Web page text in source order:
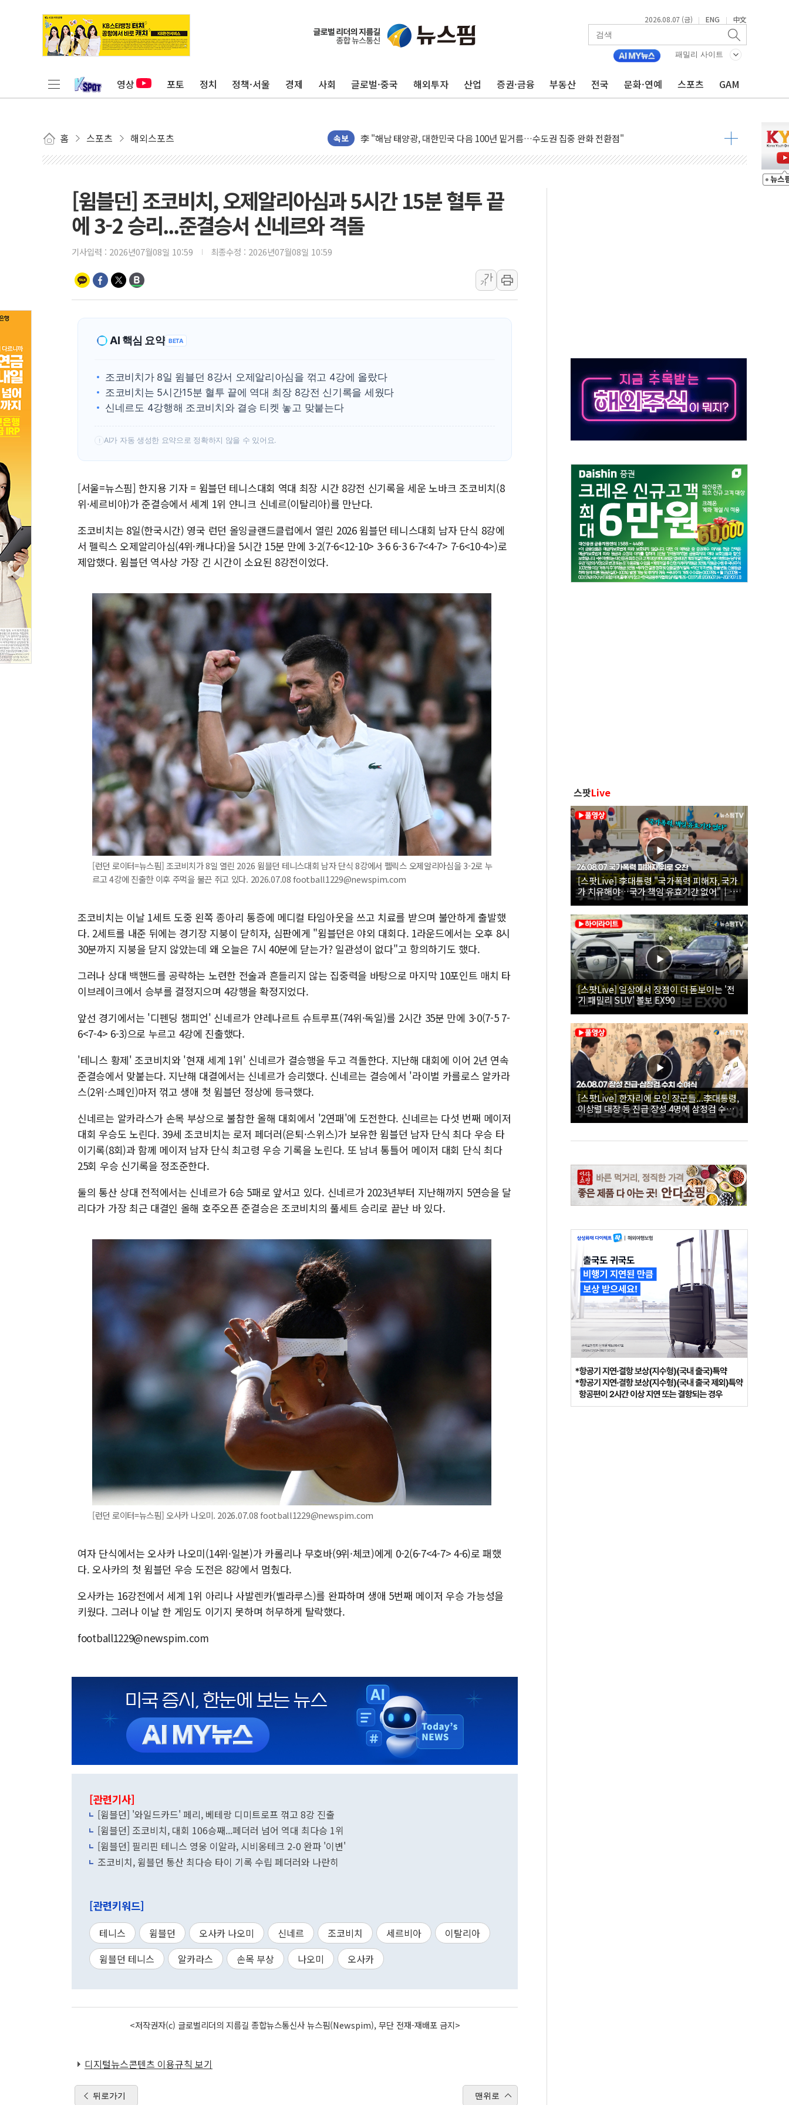
2026.08.07 (금) | ENG | 中文
패밀리 사이트
영상 포토 정치 정책·서울 경제 사회 글로벌·중국 해외투자 산업 증권·금융 부동산 전국 문화·연예 스포츠 GAM
홈 스포츠 해외스포츠 속보
트럼프 "금리 내려야"…파월 때와 달리 워시엔 톤 낮춰
李 "해남 태양광, 대한민국 다음 100년 밑거름…수도권 집중 완화 전환점"
李 대통령, '6시간 마라톤 부동산 2차 회의' 주재… "전폭적 공급 확대·속도전 총력"
[사진] 빈살만과 에르도안의 만남
이란와이어 "이란 최고지도자 위독…곧 사망해도 놀랍지 않아"
남동발전, 해남군에 국내 최대 규모 400MW 태양광 착공…여의도 1.6배 규모
폭염 누그러지고 가뭄 숙지나...경북동해안권 8~9일 최대 100mm 호우
사우디·튀르키예·파키스탄, '공동방위협정' 체결… 수니파 국가들의 새 안보 협력 구도
[코인시황] 비트코인 6만4000달러대 횡보…고래·ETF 매수에도 고유가·금리·입법 지연 '삼중 부담'
[베트남 증시] 유동성 부진 지속, 강보합 마감...석유·가스주 올랐지만 빈그룹이 상쇄
'찜통더위'에 전력수요 역대 최고치 경신…한낮 총수요 104.3GW 기록
후티 반군, 예멘 정부군과 사우디 동시 공격… 위기 고조되는 또 다른 중동 화약고
42.5도 역대급 폭염…동물들도 특별식으로 여름나기 [뉴스핌 줌인]
[윔블던] 조코비치, 오제알리아심과 5시간 15분 혈투 끝
에 3-2 승리...준결승서 신네르와 격돌
기사입력 : 2026년07월08일 10:59 최종수정 : 2026년07월08일 10:59
가
가
AI 핵심 요약 BETA
조코비치가 8일 윔블던 8강서 오제알리아심을 꺾고 4강에 올랐다
조코비치는 5시간15분 혈투 끝에 역대 최장 8강전 신기록을 세웠다
신네르도 4강행해 조코비치와 결승 티켓 놓고 맞붙는다
! AI가 자동 생성한 요약으로 정확하지 않을 수 있어요.
[서울=뉴스핌] 한지용 기자 = 윔블던 테니스대회 역대 최장 시간 8강전 신기록을 세운 노바크 조코비치(8
위·세르비아)가 준결승에서 세계 1위 얀니크 신네르(이탈리아)를 만난다.
조코비치는 8일(한국시간) 영국 런던 올잉글랜드클럽에서 열린 2026 윔블던 테니스대회 남자 단식 8강에
서 펠릭스 오제알리아심(4위·캐나다)을 5시간 15분 만에 3-2(7-6<12-10> 3-6 6-3 6-7<4-7> 7-6<10-4>)로
제압했다. 윔블던 역사상 가장 긴 시간이 소요된 8강전이었다.
[런던 로이터=뉴스핌] 조코비치가 8일 열린 2026 윔블던 테니스대회 남자 단식 8강에서 펠릭스 오제알리아심을 3-2로 누
르고 4강에 진출한 이후 주먹을 불끈 쥐고 있다. 2026.07.08 football1229@newspim.com
조코비치는 이날 1세트 도중 왼쪽 종아리 통증에 메디컬 타임아웃을 쓰고 치료를 받으며 불안하게 출발했
다. 2세트를 내준 뒤에는 경기장 지붕이 닫히자, 심판에게 "윔블던은 야외 대회다. 1라운드에서는 오후 8시
30분까지 지붕을 닫지 않았는데 왜 오늘은 7시 40분에 닫는가? 일관성이 없다"고 항의하기도 했다.
그러나 상대 백핸드를 공략하는 노련한 전술과 흔들리지 않는 집중력을 바탕으로 마지막 10포인트 매치 타
이브레이크에서 승부를 결정지으며 4강행을 확정지었다.
앞선 경기에서는 '디펜딩 챔피언' 신네르가 얀레나르트 슈트루프(74위·독일)를 2시간 35분 만에 3-0(7-5 7-
6<7-4> 6-3)으로 누르고 4강에 진출했다.
'테니스 황제' 조코비치와 '현재 세계 1위' 신네르가 결승행을 두고 격돌한다. 지난해 대회에 이어 2년 연속
준결승에서 맞붙는다. 지난해 대결에서는 신네르가 승리했다. 신네르는 결승에서 '라이벌 카를로스 알카라
스(2위·스페인)마저 꺾고 생애 첫 윔블던 정상에 등극했다.
신네르는 알카라스가 손목 부상으로 불참한 올해 대회에서 '2연패'에 도전한다. 신네르는 다섯 번째 메이저
대회 우승도 노린다. 39세 조코비치는 로저 페더러(은퇴·스위스)가 보유한 윔블던 남자 단식 최다 우승 타
이기록(8회)과 함께 메이저 남자 단식 최고령 우승 기록을 노린다. 또 남녀 통틀어 메이저 대회 단식 최다
25회 우승 신기록을 정조준한다.
둘의 통산 상대 전적에서는 신네르가 6승 5패로 앞서고 있다. 신네르가 2023년부터 지난해까지 5연승을 달
리다가 가장 최근 대결인 올해 호주오픈 준결승은 조코비치의 풀세트 승리로 끝난 바 있다.
[런던 로이터=뉴스핌] 오사카 나오미. 2026.07.08 football1229@newspim.com
여자 단식에서는 오사카 나오미(14위·일본)가 카롤리나 무호바(9위·체코)에게 0-2(6-7<4-7> 4-6)로 패했
다. 오사카의 첫 윔블던 우승 도전은 8강에서 멈췄다.
오사카는 16강전에서 세계 1위 아리나 사발렌카(벨라루스)를 완파하며 생애 5번째 메이저 우승 가능성을
키웠다. 그러나 이날 한 게임도 이기지 못하며 허무하게 탈락했다.
football1229@newspim.com
[관련기사]
[윔블던] '와일드카드' 페리, 베테랑 디미트로프 꺾고 8강 진출
[윔블던] 조코비치, 대회 106승째...페더러 넘어 역대 최다승 1위
[윔블던] 필리핀 테니스 영웅 이알라, 시비옹테크 2-0 완파 '이변'
조코비치, 윔블던 통산 최다승 타이 기록 수립 페더러와 나란히
[관련키워드]
테니스 윔블던 오사카 나오미 신네르 조코비치 세르비아
이탈리아
윔블던 테니스
알카라스 손목 부상 나오미 오사카
<저작권자(c) 글로벌리더의 지름길 종합뉴스통신사 뉴스핌(Newspim), 무단 전재-재배포 금지>
디지털뉴스콘텐츠 이용규칙 보기
뒤로가기 맨위로
스팟Live
[스팟Live] 李대통령 "국가폭력 피해자, 국가
가 치유해야…국가 책임 유효기간 없어"｜
26.08.07 국가폭력 피해자 위로 오찬
[스팟Live] 일상에서 장점이 더 돋보이는 '전
기 패밀리 SUV' 볼보 EX90
[스팟Live] 한자리에 모인 장군들...李대통령,
이상렬 대장 등 진급 장성 4명에 삼정검 수치
직접 수여｜26.08.07 장성 진급·삼정검 수치